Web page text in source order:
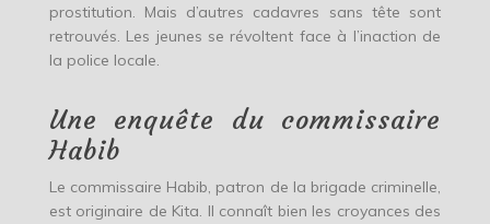
prostitution. Mais d’autres cadavres sans tête sont
retrouvés. Les jeunes se révoltent face à l’inaction de
la police locale.
Une enquête du commissaire
Habib
Le commissaire Habib, patron de la brigade criminelle,
est originaire de Kita. Il connaît bien les croyances des